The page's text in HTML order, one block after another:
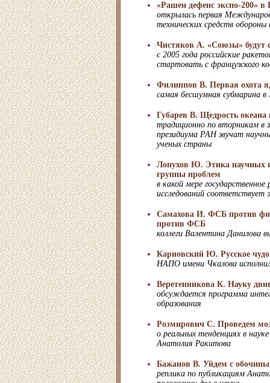
«Рашен дефенс экспо-200»
открылась первая
технических средств
Чистяков А. «Союзы» будут
с 2005 года российские
стартовать с французского
Филиппов В. Первая охота
самая бесшумная субмарина в
Губарев В. Щедрость океана
традиционно по вторникам в
президиума РАН звучат
ученых страны
Лопухов Ю. Этика научных
группы проблем
в какой мере государственное
исследований соответствует
Самахова И. ФСБ против
против ФСБ
коллеги Валентина Данилова
Карновский Ю. Русское
НАПО имени Чкалова
Веретенникова К. Науку
обсуждается программа
образования
Розмирович С. Проведем
о реальных тенденциях в
Анатолия Ракитова
Бажанов В. Уйдем с обочины
реплика по публикациям